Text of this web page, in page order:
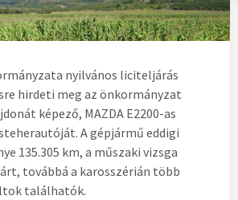
nyilvános liciteljárás
hirdeti meg az önkormányzat
képező, MAZDA E2200-as
A gépjármű eddigi
135.305 km, a műszaki vizsga
továbbá a karosszérián több
találhatók.